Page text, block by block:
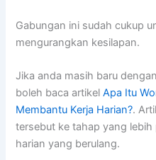
Gabungan ini sudah cukup
mengurangkan kesilapan.
Jika anda masih baru
boleh baca artikelApa Itu
Membantu Kerja Harian?.
tersebut ke tahap yang
harian yang berulang.